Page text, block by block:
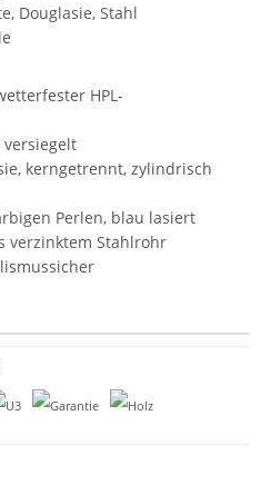
Douglasie, Stahl
HPL-
kerngetrennt, zylindrisch
Perlen, blau lasiert
verzinktem Stahlrohr